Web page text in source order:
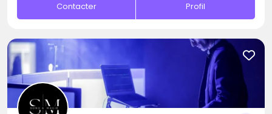
Contacter Profil